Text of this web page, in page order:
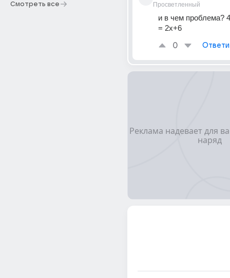
Смотреть все Просветленный
и в чем проблема?
= 2х+6
0